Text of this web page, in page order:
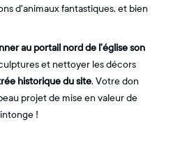
d'animaux fantastiques, et bien
au portail nord de l’église son
et nettoyer les décors
historique du site. Votre don
projet de mise en valeur de
!